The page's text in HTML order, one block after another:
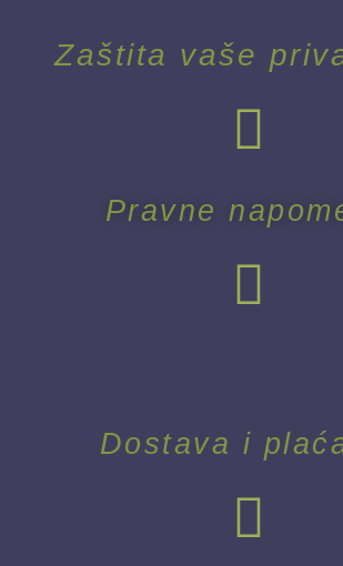
Zaštita vaše
Pravne
Dostava i